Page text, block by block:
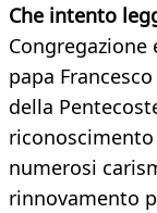
Che intento
papa
della
numerosi
rinnovamento